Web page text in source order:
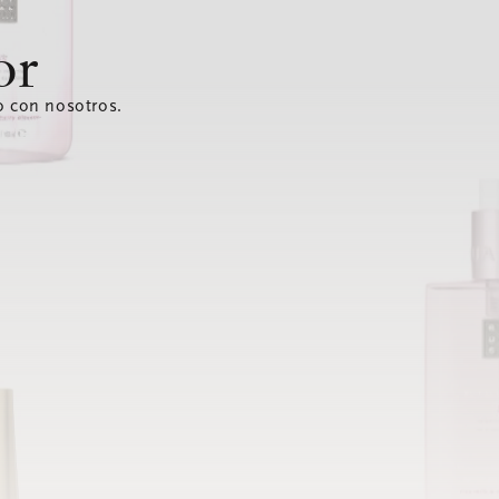
con nosotros.